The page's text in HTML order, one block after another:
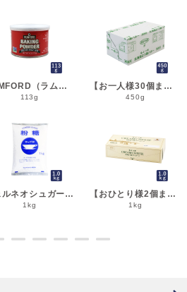
RUMFORD（ラムフォード） ベーキングパウダー 113g 膨脹剤 BP__
113g
ウェルネオシュガー 粉糖NZ-1S 1kg 粉砂糖__
1kg
【お一人様30個まで】よつ葉 無塩バター 450g 賞味期限2026年11月5日またはそれ以降 バター よつば 北海道 食塩不使用 __
450g
【おひとり様2個まで】よつ葉 北海道十勝クリームチーズ（B） 1kg チーズ よつば__
1kg
● ● ● ● ●